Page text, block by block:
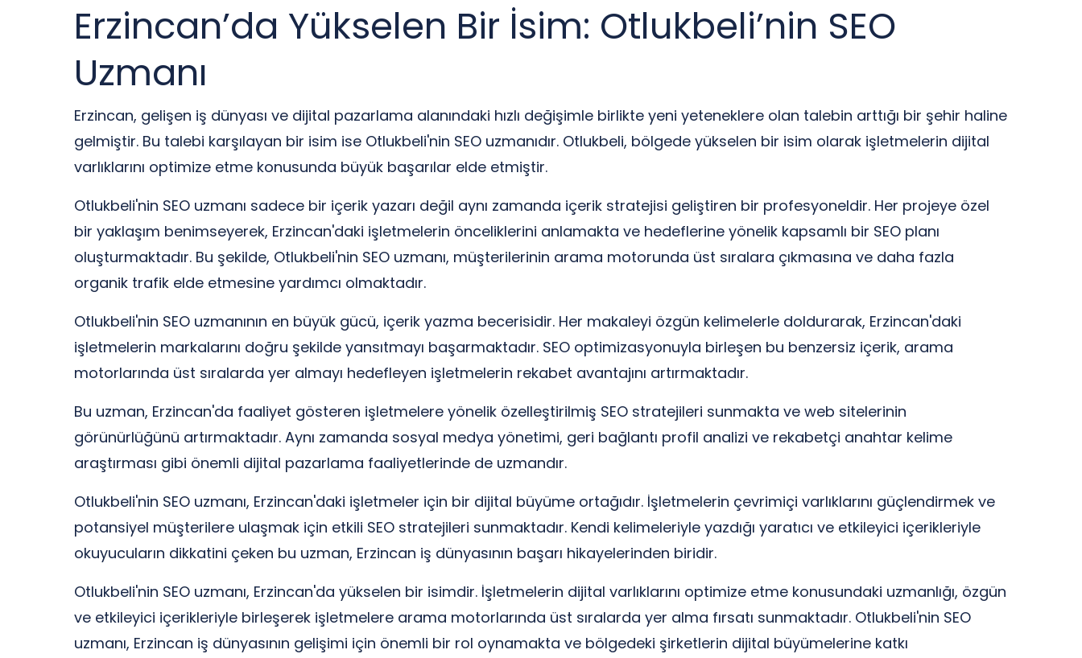
Erzincan’da Yükselen Bir İsim: Otlukbeli’nin SEO
Uzmanı
Erzincan, gelişen iş dünyası ve dijital pazarlama alanındaki hızlı değişimle birlikte yeni yeteneklere olan talebin arttığı bir şehir haline
gelmiştir. Bu talebi karşılayan bir isim ise Otlukbeli'nin SEO uzmanıdır. Otlukbeli, bölgede yükselen bir isim olarak işletmelerin dijital
varlıklarını optimize etme konusunda büyük başarılar elde etmiştir.
Otlukbeli'nin SEO uzmanı sadece bir içerik yazarı değil aynı zamanda içerik stratejisi geliştiren bir profesyoneldir. Her projeye özel
bir yaklaşım benimseyerek, Erzincan'daki işletmelerin önceliklerini anlamakta ve hedeflerine yönelik kapsamlı bir SEO planı
oluşturmaktadır. Bu şekilde, Otlukbeli'nin SEO uzmanı, müşterilerinin arama motorunda üst sıralara çıkmasına ve daha fazla
organik trafik elde etmesine yardımcı olmaktadır.
Otlukbeli'nin SEO uzmanının en büyük gücü, içerik yazma becerisidir. Her makaleyi özgün kelimelerle doldurarak, Erzincan'daki
işletmelerin markalarını doğru şekilde yansıtmayı başarmaktadır. SEO optimizasyonuyla birleşen bu benzersiz içerik, arama
motorlarında üst sıralarda yer almayı hedefleyen işletmelerin rekabet avantajını artırmaktadır.
Bu uzman, Erzincan'da faaliyet gösteren işletmelere yönelik özelleştirilmiş SEO stratejileri sunmakta ve web sitelerinin
görünürlüğünü artırmaktadır. Aynı zamanda sosyal medya yönetimi, geri bağlantı profil analizi ve rekabetçi anahtar kelime
araştırması gibi önemli dijital pazarlama faaliyetlerinde de uzmandır.
Otlukbeli'nin SEO uzmanı, Erzincan'daki işletmeler için bir dijital büyüme ortağıdır. İşletmelerin çevrimiçi varlıklarını güçlendirmek ve
potansiyel müşterilere ulaşmak için etkili SEO stratejileri sunmaktadır. Kendi kelimeleriyle yazdığı yaratıcı ve etkileyici içerikleriyle
okuyucuların dikkatini çeken bu uzman, Erzincan iş dünyasının başarı hikayelerinden biridir.
Otlukbeli'nin SEO uzmanı, Erzincan'da yükselen bir isimdir. İşletmelerin dijital varlıklarını optimize etme konusundaki uzmanlığı, özgün
ve etkileyici içerikleriyle birleşerek işletmelere arama motorlarında üst sıralarda yer alma fırsatı sunmaktadır. Otlukbeli'nin SEO
uzmanı, Erzincan iş dünyasının gelişimi için önemli bir rol oynamakta ve bölgedeki şirketlerin dijital büyümelerine katkı